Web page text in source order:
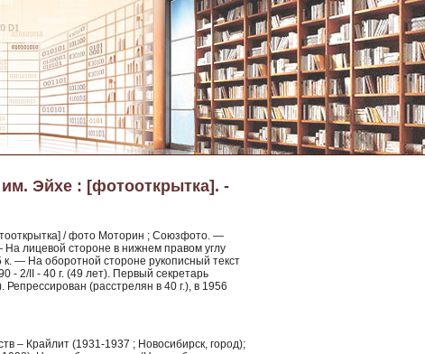
Эйхе : [фотооткрытка]. -
/ фото Моторин ; Союзфото. —
лицевой стороне в нижнем правом углу
— На оборотной стороне рукописный текст
2/II - 40 г. (49 лет). Первый секретарь
(расстрелян в 40 г.), в 1956
– Крайлит (1931-1937 ; Новосибирск, город);